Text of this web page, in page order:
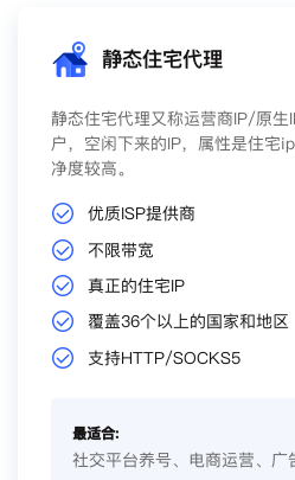
静态住宅代理
静态住宅代理又称运营商IP/原
户，空闲下来的IP，属性是住宅
净度较高。
优质ISP提供商
不限带宽
真正的住宅IP
覆盖36个以上的国家和地区
支持HTTP/SOCKS5
最适合:
社交平台养号、电商运营、广